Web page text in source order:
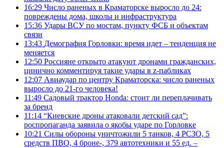
16:29 Число раненых в Краматорске выросло до 24:
повреждены дома, школы и инфраструктура
15:36 Удары ВСУ по мостам, пункту ФСБ и объектам
связи
13:43 Демография Горловки: время идет – тенденция не
меняется
12:50 Россияне открыто атакуют дронами гражданских,
цинично комментируя такие удары в z-пабликах
12:07 Авиаудар по центру Краматорска: число раненых
выросло до 21-го человека!
11:49 Садовый трактор Honda: стоит ли переплачивать
за бренд
11:14 “Киевские дроны атаковали детский сад”:
роспропаганда заявила о якобы ударе по Горловке
10:21 Силы обороны уничтожили 5 танков, 4 РСЗО, 5
средств ПВО, 4 броне-, 379 автотехники и 55 ед. –